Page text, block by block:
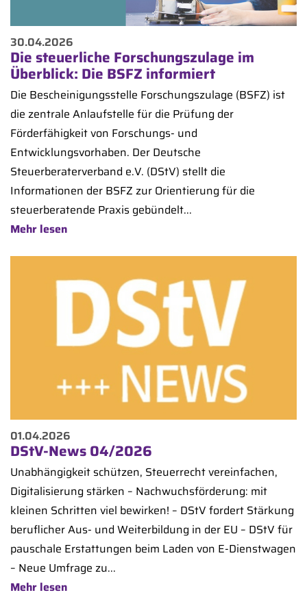
30.04.2026
Die steuerliche Forschungszulage im
Überblick: Die BSFZ informiert
Die Bescheinigungsstelle Forschungszulage (BSFZ) ist
die zentrale Anlaufstelle für die Prüfung der
Förderfähigkeit von Forschungs- und
Entwicklungsvorhaben. Der Deutsche
Steuerberaterverband e.V. (DStV) stellt die
Informationen der BSFZ zur Orientierung für die
steuerberatende Praxis gebündelt...
Mehr lesen
01.04.2026
DStV-News 04/2026
Unabhängigkeit schützen, Steuerrecht vereinfachen,
Digitalisierung stärken – Nachwuchsförderung: mit
kleinen Schritten viel bewirken! – DStV fordert Stärkung
beruflicher Aus- und Weiterbildung in der EU – DStV für
pauschale Erstattungen beim Laden von E-Dienstwagen
– Neue Umfrage zu...
Mehr lesen